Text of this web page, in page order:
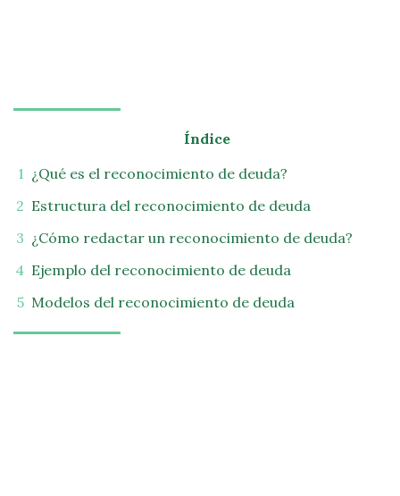
Índice
¿Qué es el reconocimiento de deuda?
Estructura del reconocimiento de deuda
¿Cómo redactar un reconocimiento de deuda?
Ejemplo del reconocimiento de deuda
Modelos del reconocimiento de deuda